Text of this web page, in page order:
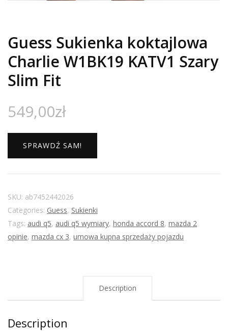
Guess Sukienka koktajlowa
Charlie W1BK19 KATV1 Szary
Slim Fit
549,00zł
SPRAWDŹ SAM!
SKU: ab7452442026
Categories: Guess, Sukienki
Tags: audi q5, audi q5 wymiary, honda accord 8, mazda 2
opinie, mazda cx 3, umowa kupna sprzedaży pojazdu
Description
Description